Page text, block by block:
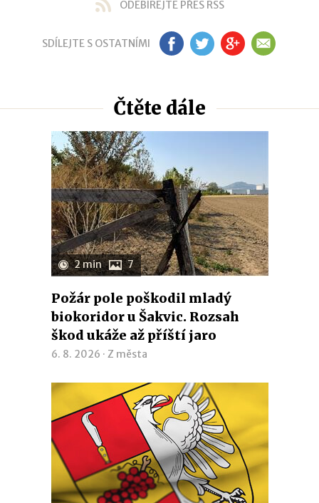
ODEBÍREJTE PŘES RSS
SDÍLEJTE S OSTATNÍMI FB TW GP EM
Čtěte dále
2 min 7
Požár pole poškodil mladý
biokoridor u Šakvic. Rozsah
škod ukáže až příští jaro
6. 8. 2026 · Z města